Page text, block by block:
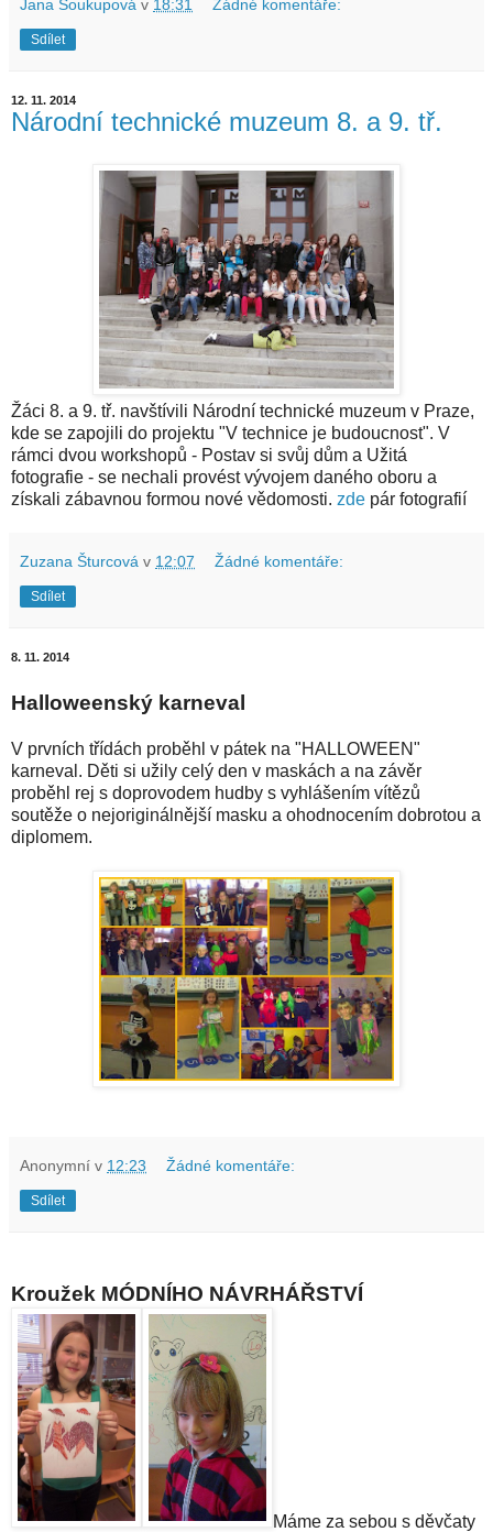
Jana Soukupová v 18:31 Žádné komentáře:
Sdílet
12. 11. 2014
Národní technické muzeum 8. a 9. tř.
Žáci 8. a 9. tř. navštívili Národní technické muzeum v Praze,
kde se zapojili do projektu "V technice je budoucnost". V
rámci dvou workshopů - Postav si svůj dům a Užitá
fotografie - se nechali provést vývojem daného oboru a
získali zábavnou formou nové vědomosti. zde pár fotografií
Zuzana Šturcová v 12:07 Žádné komentáře:
Sdílet
8. 11. 2014
Halloweenský karneval
V prvních třídách proběhl v pátek na "HALLOWEEN"
karneval. Děti si užily celý den v maskách a na závěr
proběhl rej s doprovodem hudby s vyhlášením vítězů
soutěže o nejoriginálnější masku a ohodnocením dobrotou a
diplomem.
Anonymní v 12:23 Žádné komentáře:
Sdílet
Kroužek MÓDNÍHO NÁVRHÁŘSTVÍ
Máme za sebou s děvčaty